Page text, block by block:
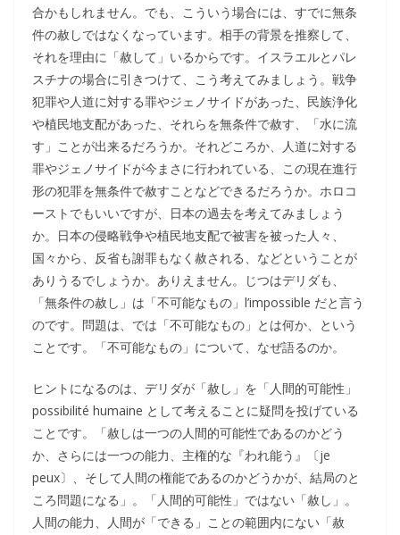
合かもしれません。でも、こういう場合には、すでに無条
件の赦しではなくなっています。相手の背景を推察して、
それを理由に「赦して」いるからです。イスラエルとパレ
スチナの場合に引きつけて、こう考えてみましょう。戦争
犯罪や人道に対する罪やジェノサイドがあった、民族浄化
や植民地支配があった、それらを無条件で赦す、「水に流
す」ことが出来るだろうか。それどころか、人道に対する
罪やジェノサイドが今まさに行われている、この現在進行
形の犯罪を無条件で赦すことなどできるだろうか。ホロコ
ーストでもいいですが、日本の過去を考えてみましょう
か。日本の侵略戦争や植民地支配で被害を被った人々、
国々から、反省も謝罪もなく赦される、などということが
ありうるでしょうか。ありえません。じつはデリダも、
「無条件の赦し」は「不可能なもの」l’impossible だと言う
のです。問題は、では「不可能なもの」とは何か、という
ことです。「不可能なもの」について、なぜ語るのか。
ヒントになるのは、デリダが「赦し」を「人間的可能性」
possibilité humaine として考えることに疑問を投げている
ことです。「赦しは一つの人間的可能性であるのかどう
か、さらには一つの能力、主権的な『われ能う』〔je
peux〕、そして人間の権能であるのかどうかが、結局のと
ころ問題になる」。「人間的可能性」ではない「赦し」。
人間の能力、人間が「できる」ことの範囲内にない「赦